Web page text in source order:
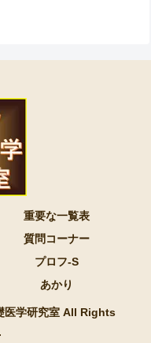
重要な一覧表
質問コーナー
プロフ-S
あかり
学研究室 All Rights